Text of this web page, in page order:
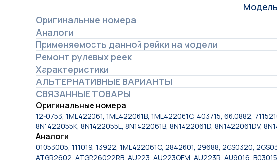
Оригинальные номера
Аналоги
Применяемость данной рейки на модели
Ремонт рулевых реек
Характеристики
АЛЬТЕРНАТИВНЫЕ ВАРИАНТЫ
СВЯЗАННЫЕ ТОВАРЫ
Оригинальные номера
12-0753, 1ML422061, 1ML422061B, 1ML422061C, 403715, 66.0882,
8N1422055K, 8N1422055L, 8N1422061B, 8N1422061D, 8N1422061DV,
Аналоги
01053005, 111019, 13922, 1ML422061C, 2842601, 29688, 2GS0320,
ATGR2602, ATGR26022RB, AU223, AU223OEM, AU223R, AU9016,